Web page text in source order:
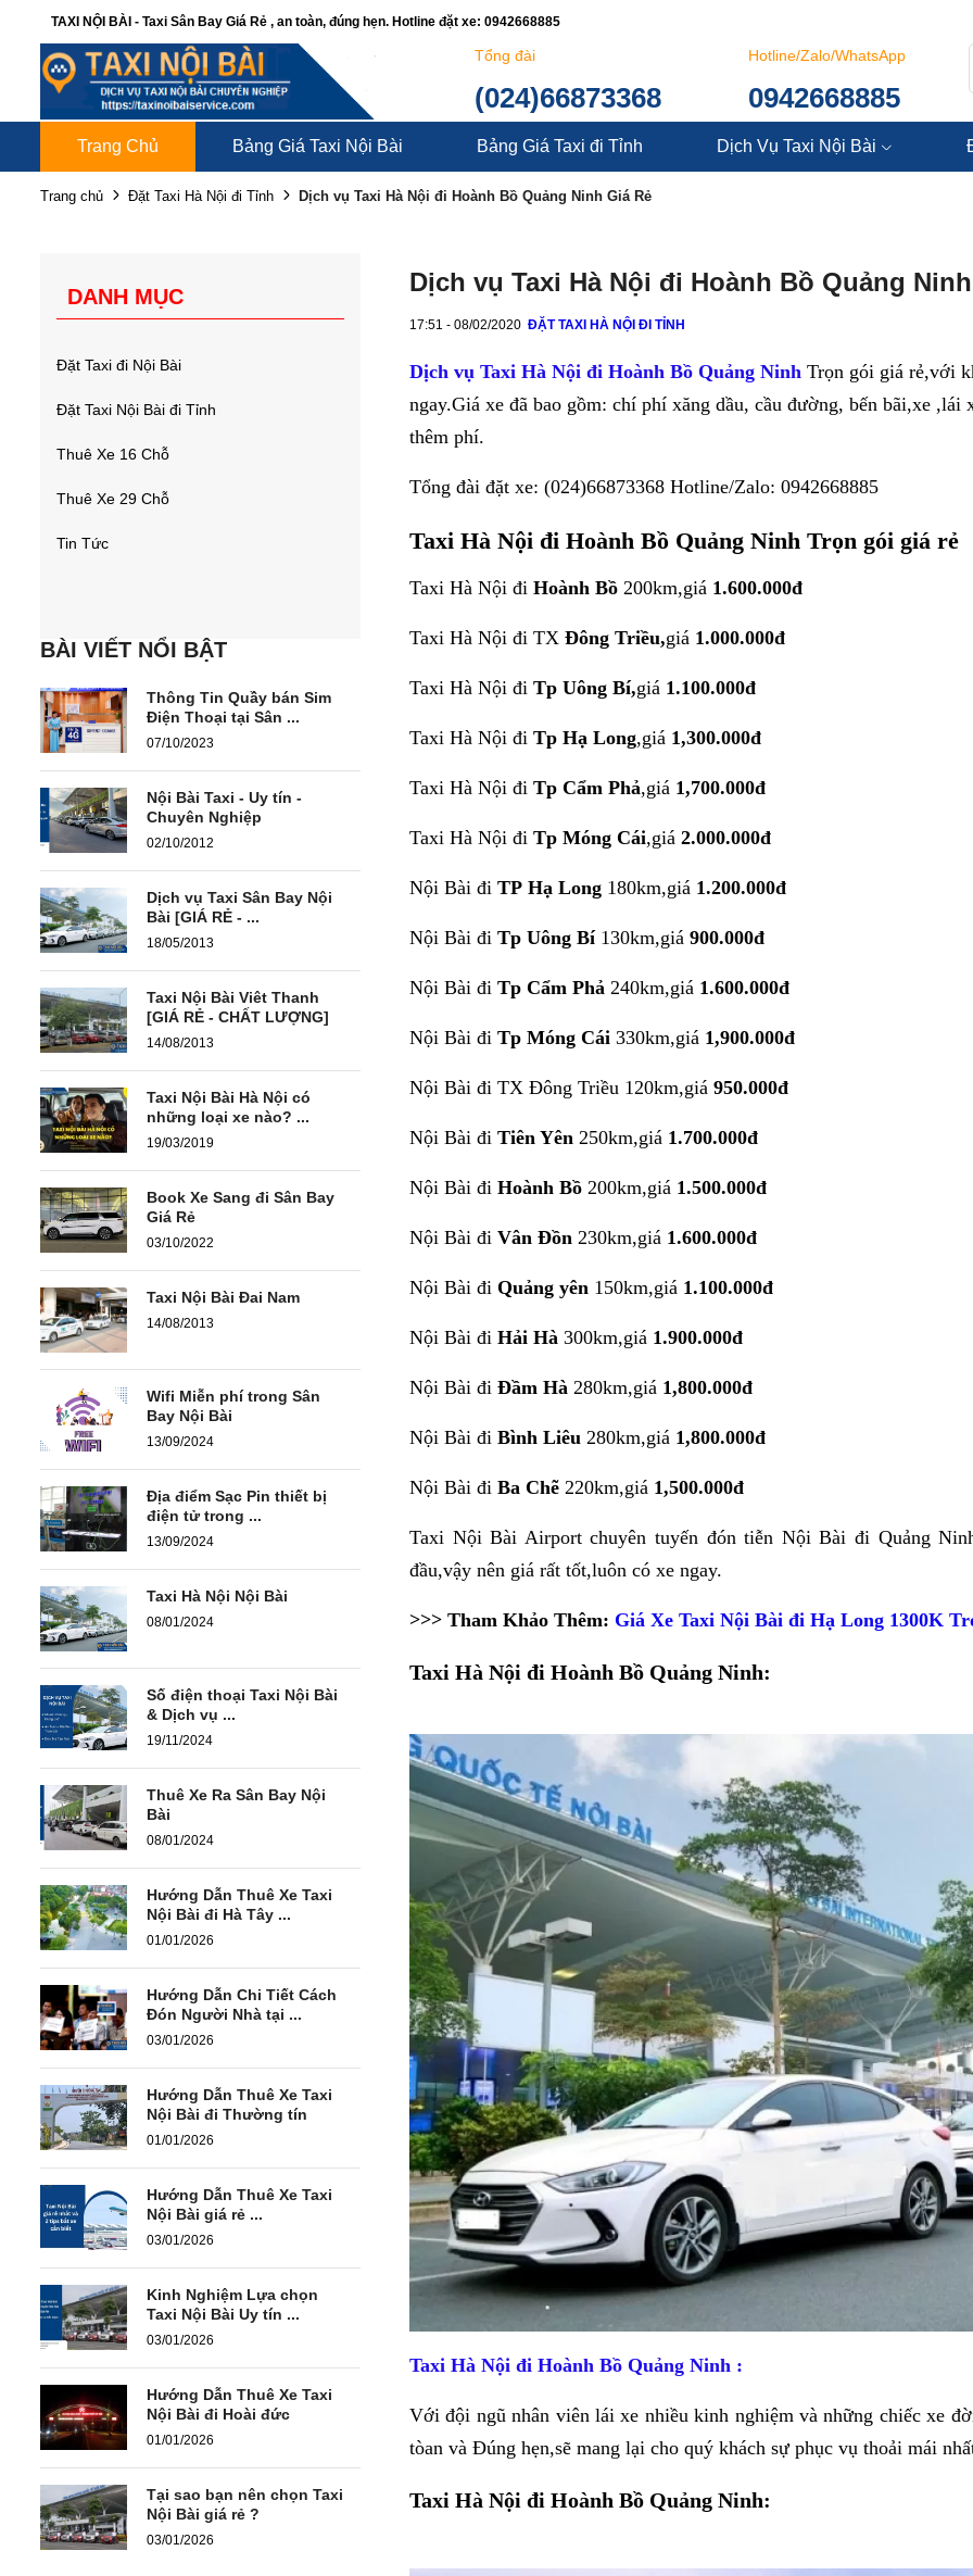
TAXI NỘI BÀI - Taxi Sân Bay Giá Rẻ , an toàn, đúng hẹn. Hotline đặt xe: 0942668885
Tổng đài
(024)66873368
Hotline/Zalo/WhatsApp
0942668885
Trang Chủ Bảng Giá Taxi Nội Bài Bảng Giá Taxi đi Tỉnh Dịch Vụ Taxi Nội Bài
Trang chủ Đặt Taxi Hà Nội đi Tỉnh Dịch vụ Taxi Hà Nội đi Hoành Bồ Quảng Ninh Giá Rẻ
DANH MỤC
Đặt Taxi đi Nội Bài
Đặt Taxi Nội Bài đi Tỉnh
Thuê Xe 16 Chỗ
Thuê Xe 29 Chỗ
Tin Tức
BÀI VIẾT NỔI BẬT
Thông Tin Quầy bán Sim
Điện Thoại tại Sân ...
07/10/2023
Nội Bài Taxi - Uy tín -
Chuyên Nghiệp
02/10/2012
Dịch vụ Taxi Sân Bay Nội
Bài [GIÁ RẺ - ...
18/05/2013
Taxi Nội Bài Viêt Thanh
[GIÁ RẺ - CHẤT LƯỢNG]
14/08/2013
Taxi Nội Bài Hà Nội có
những loại xe nào? ...
19/03/2019
Book Xe Sang đi Sân Bay
Giá Rẻ
03/10/2022
Taxi Nội Bài Đai Nam
14/08/2013
Wifi Miễn phí trong Sân
Bay Nội Bài
13/09/2024
Địa điểm Sạc Pin thiết bị
điện tử trong ...
13/09/2024
Taxi Hà Nội Nội Bài
08/01/2024
Số điện thoại Taxi Nội Bài
& Dịch vụ ...
19/11/2024
Thuê Xe Ra Sân Bay Nội
Bài
08/01/2024
Hướng Dẫn Thuê Xe Taxi
Nội Bài đi Hà Tây ...
01/01/2026
Hướng Dẫn Chi Tiết Cách
Đón Người Nhà tại ...
03/01/2026
Hướng Dẫn Thuê Xe Taxi
Nội Bài đi Thường tín
01/01/2026
Hướng Dẫn Thuê Xe Taxi
Nội Bài giá rẻ ...
03/01/2026
Kinh Nghiệm Lựa chọn
Taxi Nội Bài Uy tín ...
03/01/2026
Hướng Dẫn Thuê Xe Taxi
Nội Bài đi Hoài đức
01/01/2026
Tại sao bạn nên chọn Taxi
Nội Bài giá rẻ ?
03/01/2026
Dịch vụ Taxi Hà Nội đi Hoành Bồ Quảng
17:51 - 08/02/2020 ĐẶT TAXI HÀ NỘI ĐI TỈNH
Dịch vụ Taxi Hà Nội đi Hoành Bồ Quảng Ninh Trọn gói giá rẻ,với
ngay.Giá xe đã bao gồm: chí phí xăng dầu, cầu đường, bến bãi,xe
thêm phí.
Tổng đài đặt xe: (024)66873368 Hotline/Zalo: 0942668885
Taxi Hà Nội đi Hoành Bồ Quảng Ninh Trọn gói giá rẻ
Taxi Hà Nội đi Hoành Bồ 200km,giá 1.600.000đ
Taxi Hà Nội đi TX Đông Triều,giá 1.000.000đ
Taxi Hà Nội đi Tp Uông Bí,giá 1.100.000đ
Taxi Hà Nội đi Tp Hạ Long,giá 1,300.000đ
Taxi Hà Nội đi Tp Cẩm Phả,giá 1,700.000đ
Taxi Hà Nội đi Tp Móng Cái,giá 2.000.000đ
Nội Bài đi TP Hạ Long 180km,giá 1.200.000đ
Nội Bài đi Tp Uông Bí 130km,giá 900.000đ
Nội Bài đi Tp Cẩm Phả 240km,giá 1.600.000đ
Nội Bài đi Tp Móng Cái 330km,giá 1,900.000đ
Nội Bài đi TX Đông Triều 120km,giá 950.000đ
Nội Bài đi Tiên Yên 250km,giá 1.700.000đ
Nội Bài đi Hoành Bồ 200km,giá 1.500.000đ
Nội Bài đi Vân Đồn 230km,giá 1.600.000đ
Nội Bài đi Quảng yên 150km,giá 1.100.000đ
Nội Bài đi Hải Hà 300km,giá 1.900.000đ
Nội Bài đi Đầm Hà 280km,giá 1,800.000đ
Nội Bài đi Bình Liêu 280km,giá 1,800.000đ
Nội Bài đi Ba Chẽ 220km,giá 1,500.000đ
Taxi Nội Bài Airport chuyên tuyến đón tiễn Nội Bài đi Quảng
đầu,vậy nên giá rất tốt,luôn có xe ngay.
>>> Tham Khảo Thêm: Giá Xe Taxi Nội Bài đi Hạ Long 1300K
Taxi Hà Nội đi Hoành Bồ Quảng Ninh:
Taxi Hà Nội đi Hoành Bồ Quảng Ninh :
Với đội ngũ nhân viên lái xe nhiều kinh nghiệm và những chiếc xe
tòan và Đúng hẹn,sẽ mang lại cho quý khách sự phục vụ thoải mái
Taxi Hà Nội đi Hoành Bồ Quảng Ninh: